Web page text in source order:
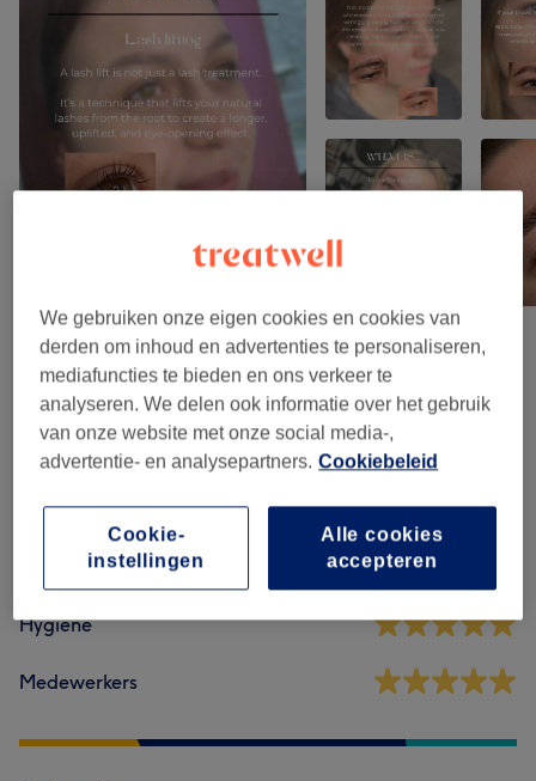
Reviews
5,0 7 reviews
Ambiance
Hygiëne
Medewerkers
We gebruiken onze eigen cookies en cookies van
derden om inhoud en advertenties te personaliseren,
mediafuncties te bieden en ons verkeer te
analyseren. We delen ook informatie over het gebruik
van onze website met onze social media-,
advertentie- en analysepartners. Cookiebeleid
Alle cookies
accepteren
Cookie-
instellingen